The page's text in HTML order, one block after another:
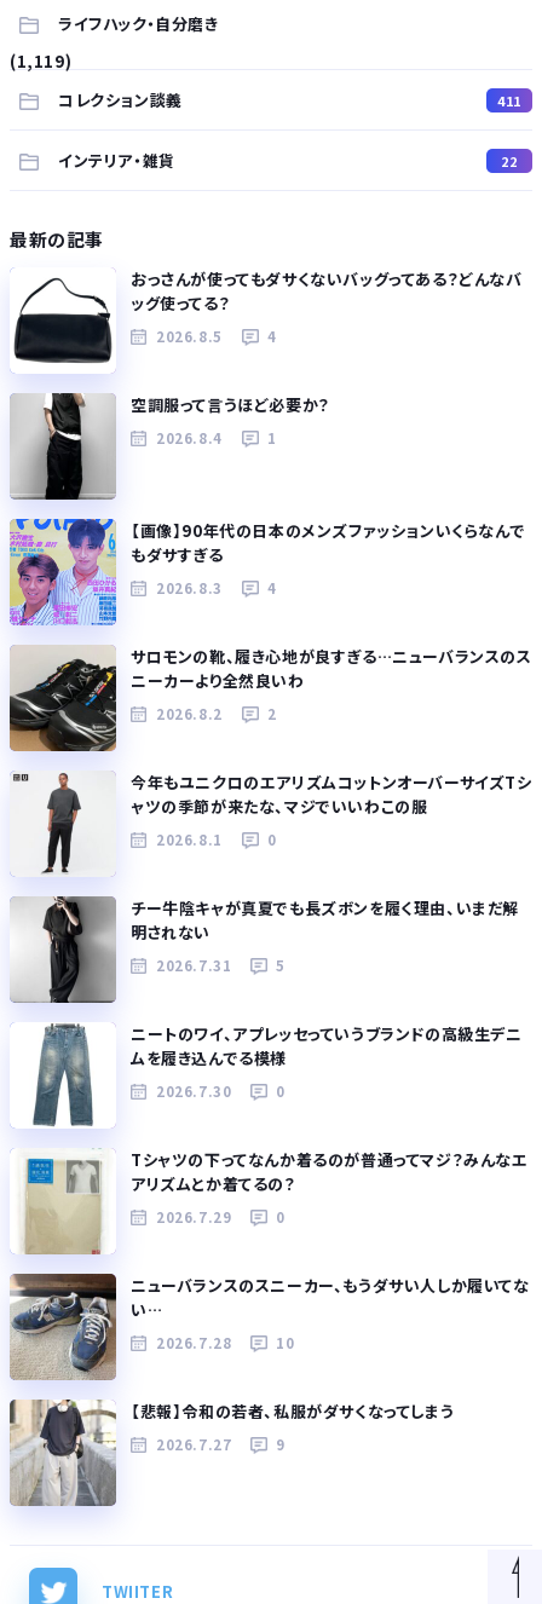
ライフハック・自分磨き
(1,119)
コレクション談義
411
インテリア・雑貨 22
最新の記事
おっさんが使ってもダサくないバッグってある？どんなバ
ッグ使ってる？
2026.8.5 4
空調服って言うほど必要か？
2026.8.4 1
【画像】90年代の日本のメンズファッションいくらなんで
もダサすぎる
2026.8.3 4
サロモンの靴、履き心地が良すぎる…ニューバランスのス
ニーカーより全然良いわ
2026.8.2 2
今年もユニクロのエアリズムコットンオーバーサイズTシ
ャツの季節が来たな、マジでいいわこの服
2026.8.1 0
チー牛陰キャが真夏でも長ズボンを履く理由、いまだ解
明されない
2026.7.31 5
ニートのワイ、アプレッセっていうブランドの高級生デニ
ムを履き込んでる模様
2026.7.30 0
Tシャツの下ってなんか着るのが普通ってマジ？みんなエ
アリズムとか着てるの？
2026.7.29 0
ニューバランスのスニーカー、もうダサい人しか履いてな
い…
2026.7.28 10
【悲報】令和の若者、私服がダサくなってしまう
2026.7.27 9
TWIITER